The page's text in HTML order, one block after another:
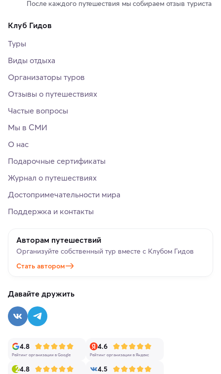
После каждого путешествия мы собираем отзыв туриста
Клуб Гидов
Туры
Виды отдыха
Организаторы туров
Отзывы о путешествиях
Частые вопросы
Мы в СМИ
О нас
Подарочные сертификаты
Журнал о путешествиях
Достопримечательности мира
Поддержка и контакты
Авторам путешествий
Организуйте собственный тур вместе с Клубом Гидов
Стать автором
Давайте дружить
4.8
Рейтинг организации в Google
4.6
Рейтинг организации в Яндекс
4.8 4.5